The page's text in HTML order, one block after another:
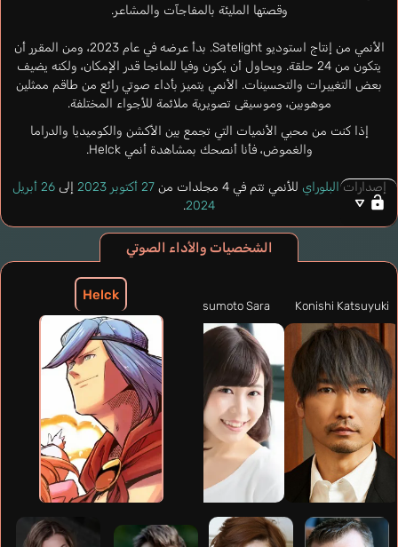
وقصتها المليئة بالمفاجآت والمشاعر.
الأنمي من إنتاج استوديو Satelight. بدأ عرضه في عام 2023، ومن المقرر أن
يتكون من 24 حلقة. ويحاول أن يكون وفيا للمانجا قدر الإمكان، ولكنه يضيف
بعض التغييرات والتحسينات. الأنمي يتميز بأداء صوتي رائع من طاقم ممثلين
موهوبين، وموسيقى تصويرية ملائمة للأجواء المختلفة.
إذا كنت من محبي الأنميات التي تجمع بين الأكشن والكوميديا والدراما
والغموض، فأنا أنصحك بمشاهدة أنمي Helck.
إصداراتالبلوراي للأنمي تتم في 4 مجلدات من 27 أكتوبر 2023 إلى
26 أبريل
2024
.
الشخصيات والأداء الصوتي
Helck
Konishi Katsuyuki
Matsumoto Sara